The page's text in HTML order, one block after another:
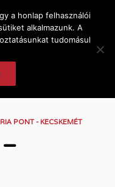
PONT - KECSKEMÉT
a honlap felhasználói
alkalmazunk. A
tudomásul